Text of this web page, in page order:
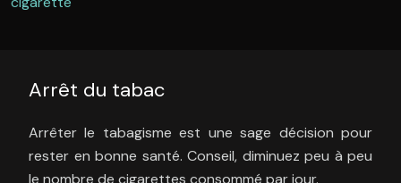
Arrêt du tabac
Arrêter le tabagisme est une sage décision pour
rester en bonne santé. Conseil, diminuez peu à peu
le nombre de cigarettes consommé par jour.